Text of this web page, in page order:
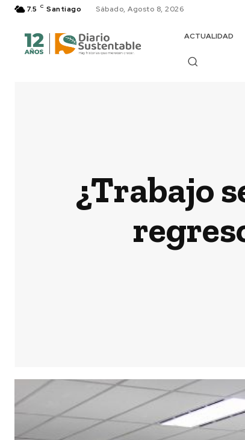
7.5 C Santiago Sábado, Agosto 8, 2026
ACTUALIDAD
¿Trabajo